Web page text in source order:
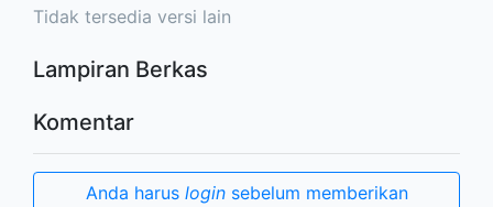
Tidak tersedia versi lain
Lampiran Berkas
Komentar
Anda harus loginsebelum memberikan